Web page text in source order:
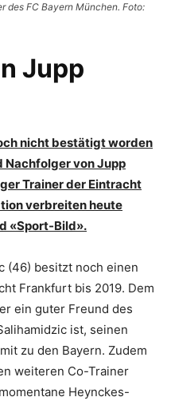
des FC Bayern München. Foto:
Jupp
nicht bestätigt worden
Nachfolger von Jupp
Trainer der Eintracht
verbreiten heute
«Sport-Bild».
(46) besitzt noch einen
Frankfurt bis 2019. Dem
ein guter Freund des
ist, seinen
zu den Bayern. Zudem
weiteren Co-Trainer
Heynckes-